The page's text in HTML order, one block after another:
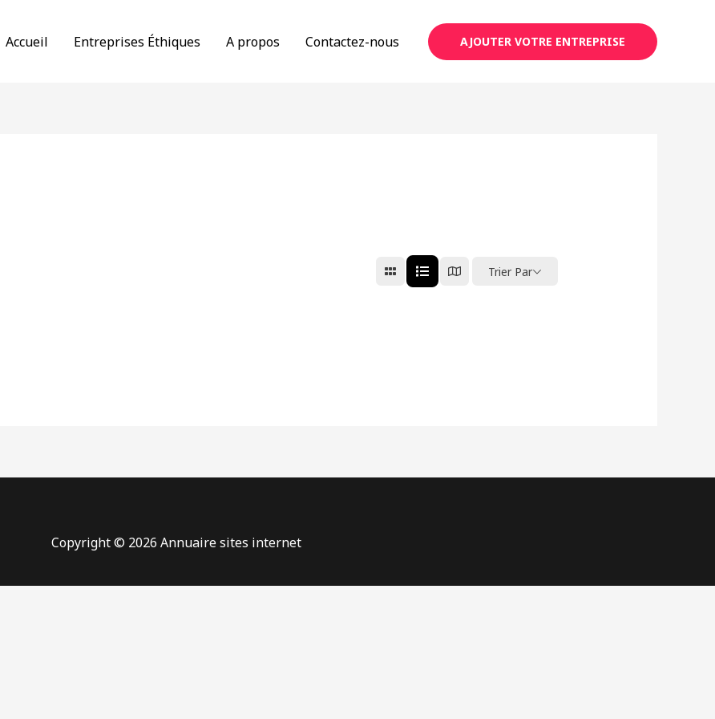
Accueil Entreprises Éthiques A propos Contactez-nous AJOUTER VOTRE ENTREPRISE
Trier Par
Copyright © 2026 Annuaire sites internet